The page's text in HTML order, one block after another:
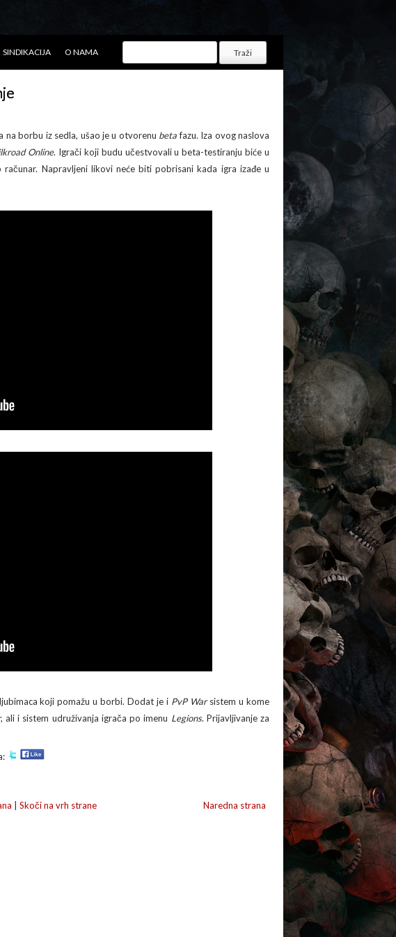
SINDIKACIJA O NAMA
na borbu iz sedla, ušao je u otvorenu betafazu. Iza ovog naslova
Online. Igrači koji budu učestvovali u beta-testiranju biće u
Napravljeni likovi neće biti pobrisani kada igra izađe u
koji pomažu u borbi. Dodat je i PvP Warsistem u kome
, ali i sistem udruživanja igrača po imenu Legions. Prijavljivanje za
Naredna strana
Skoči na vrh strane